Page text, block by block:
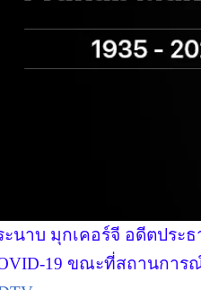
ะนาบ มุกเคอร์จี อดีตประ
19 ขณะที่สถานการ